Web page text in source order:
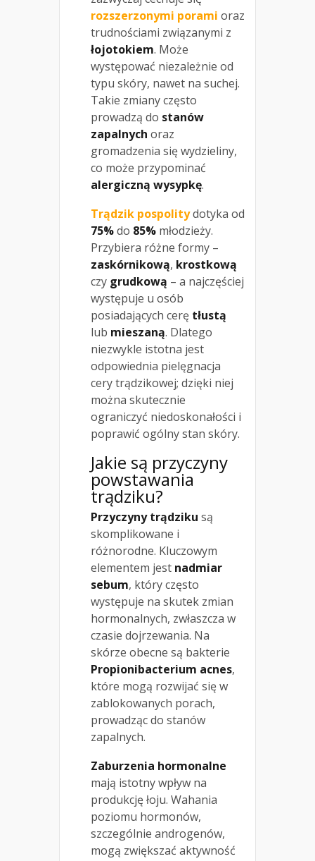
rozszerzonymi porami oraz
trudnościami związanymi z
łojotokiem. Może
występować niezależnie od
typu skóry, nawet na suchej.
Takie zmiany często
prowadzą do stanów
zapalnych oraz
gromadzenia się wydzieliny,
co może przypominać
alergiczną wysypkę.
Trądzik pospolitydotyka od
75%do 85% młodzieży.
Przybiera różne formy –
zaskórnikową, krostkową
czy grudkową – a najczęściej
występuje u osób
posiadających cerę tłustą
lub mieszaną. Dlatego
niezwykle istotna jest
odpowiednia pielęgnacja
cery trądzikowej; dzięki niej
można skutecznie
ograniczyć niedoskonałości i
poprawić ogólny stan skóry.
Jakie są przyczyny
powstawania
trądziku?
Przyczyny trądziku są
skomplikowane i
różnorodne. Kluczowym
elementem jest nadmiar
sebum, który często
występuje na skutek zmian
hormonalnych, zwłaszcza w
czasie dojrzewania. Na
skórze obecne są bakterie
Propionibacterium acnes,
które mogą rozwijać się w
zablokowanych porach,
prowadząc do stanów
zapalnych.
Zaburzenia hormonalne
mają istotny wpływ na
produkcję łoju. Wahania
poziomu hormonów,
szczególnie androgenów,
mogą zwiększać aktywność